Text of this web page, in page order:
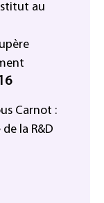
au
Carnot :
la R&D